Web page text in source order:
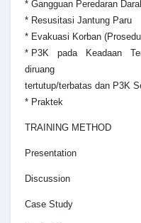
* Gangguan Peredaran
* Resusitasi Jantung Paru
* Evakuasi Korban
* P3K pada Keadaan
diruang
tertutup/terbatas dan P3K
* Praktek
TRAINING METHOD
Presentation
Discussion
Case Study